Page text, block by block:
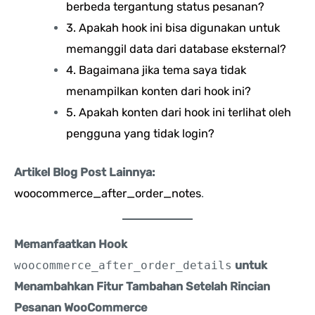
berbeda tergantung status pesanan?
3. Apakah hook ini bisa digunakan untuk
memanggil data dari database eksternal?
4. Bagaimana jika tema saya tidak
menampilkan konten dari hook ini?
5. Apakah konten dari hook ini terlihat oleh
pengguna yang tidak login?
Artikel Blog Post Lainnya:
woocommerce_after_order_notes.
Memanfaatkan Hook
woocommerce_after_order_details untuk
Menambahkan Fitur Tambahan Setelah Rincian
Pesanan WooCommerce